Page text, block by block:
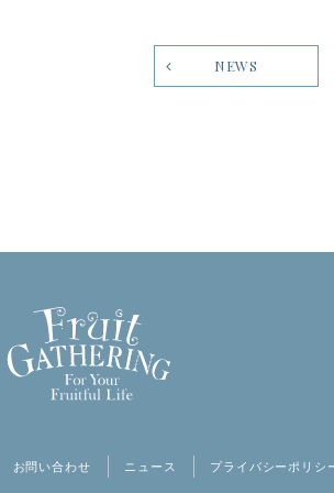
NEWS
お問い合わせ ニュース プライバシーポリシ